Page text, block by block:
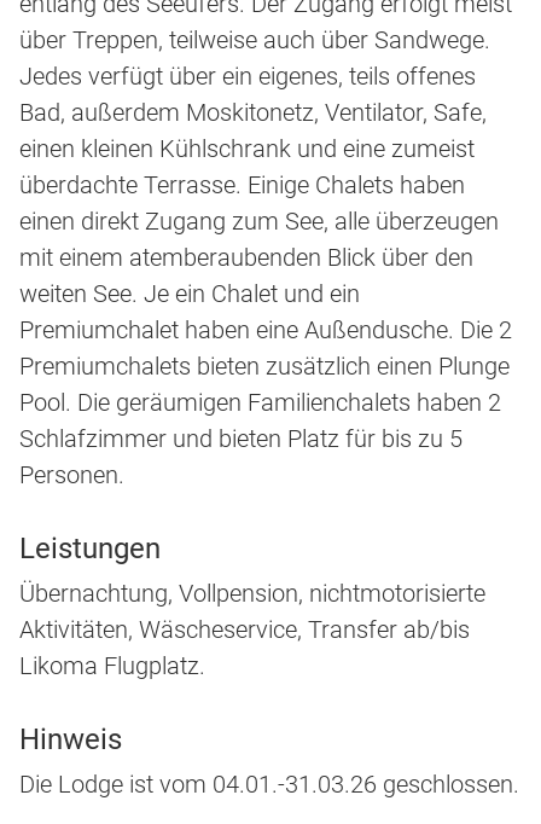
über Treppen, teilweise auch über Sandwege.
Jedes verfügt über ein eigenes, teils offenes
Bad, außerdem Moskitonetz, Ventilator, Safe,
einen kleinen Kühlschrank und eine zumeist
überdachte Terrasse. Einige Chalets haben
einen direkt Zugang zum See, alle überzeugen
mit einem atemberaubenden Blick über den
weiten See. Je ein Chalet und ein
Premiumchalet haben eine Außendusche. Die 2
Premiumchalets bieten zusätzlich einen Plunge
Pool. Die geräumigen Familienchalets haben 2
Schlafzimmer und bieten Platz für bis zu 5
Personen.
Leistungen
Übernachtung, Vollpension, nichtmotorisierte
Aktivitäten, Wäscheservice, Transfer ab/bis
Likoma Flugplatz.
Hinweis
Die Lodge ist vom 04.01.-31.03.26 geschlossen.